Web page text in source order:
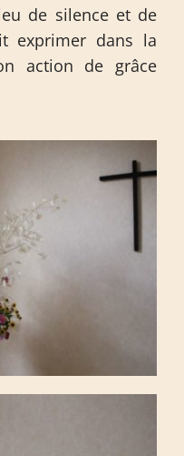
de silence et de
exprimer dans la
action de grâce